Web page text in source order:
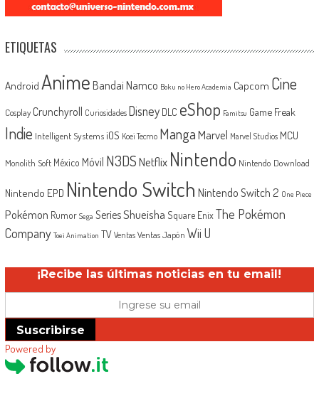
ETIQUETAS
Android Anime Bandai Namco Boku no Hero Academia Capcom Cine
Cosplay Crunchyroll Curiosidades Disney DLC eShop Famitsu Game Freak
Indie Intelligent Systems iOS Koei Tecmo MangaMarvel Marvel Studios MCU
Monolith Soft México Móvil N3DSNetflix Nintendo Nintendo Download
Nintendo EPD Nintendo Switch Nintendo Switch 2 One Piece
Pokémon Rumor Sega SeriesShueisha Square EnixThe Pokémon
Company Toei Animation TV Ventas Ventas Japón Wii U
¡Recibe las últimas noticias en tu email!
Suscribirse
Powered by